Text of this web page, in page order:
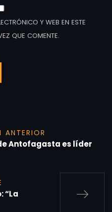
Y WEB EN ESTE
QUE COMENTE.
ANTERIOR
Antofagasta es líder
“La